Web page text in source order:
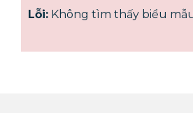
Lỗi: Không tìm thấy biểu